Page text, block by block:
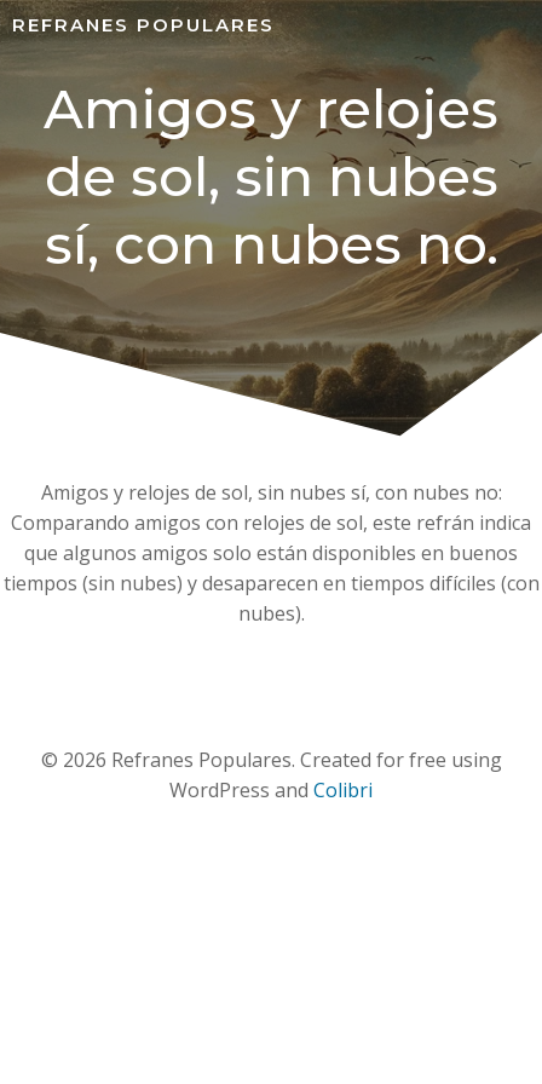
REFRANES POPULARES
Amigos y relojes
de sol, sin nubes
sí, con nubes no.
Amigos y relojes de sol, sin nubes sí, con nubes no:
Comparando amigos con relojes de sol, este refrán indica
que algunos amigos solo están disponibles en buenos
tiempos (sin nubes) y desaparecen en tiempos difíciles (con
nubes).
© 2026 Refranes Populares. Created for free using
WordPress and Colibri